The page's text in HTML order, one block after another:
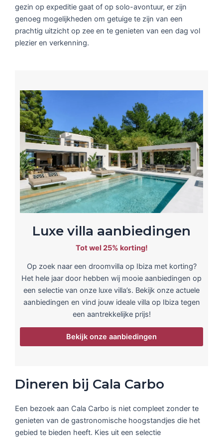
gezin op expeditie gaat of op solo-avontuur, er zijn
genoeg mogelijkheden om getuige te zijn van een
prachtig uitzicht op zee en te genieten van een dag vol
plezier en verkenning.
Luxe villa aanbiedingen
Tot wel 25% korting!
Op zoek naar een droomvilla op Ibiza met korting?
Het hele jaar door hebben wij mooie aanbiedingen op
een selectie van onze luxe villa’s. Bekijk onze actuele
aanbiedingen en vind jouw ideale villa op Ibiza tegen
een aantrekkelijke prijs!
Bekijk onze aanbiedingen
Dineren bij Cala Carbo
Een bezoek aan Cala Carbo is niet compleet zonder te
genieten van de gastronomische hoogstandjes die het
gebied te bieden heeft. Kies uit een selectie